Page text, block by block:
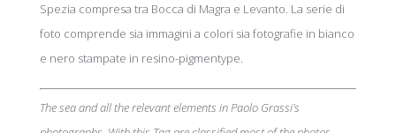
Spezia compresa tra Bocca di Magra e Levanto. La serie di
foto comprende sia immagini a colori sia fotografie in bianco
e nero stampate in resino-pigmentype.
The sea and all the relevant elements in Paolo Grassi’s